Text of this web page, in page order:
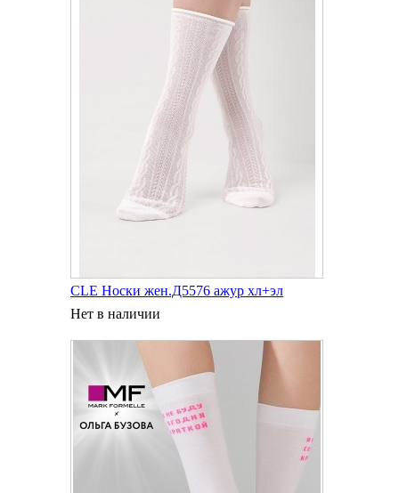
CLE Носки жен.Д5576 ажур хл+эл
Нет в наличии